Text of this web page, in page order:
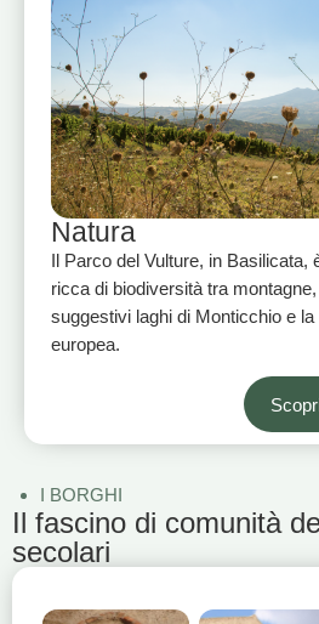
Natura
Il Parco del Vulture, in Basilicata,
ricca di biodiversità tra
suggestivi laghi di Monticchio e
europea.
I BORGHI
Il fascino di comunità
secolari